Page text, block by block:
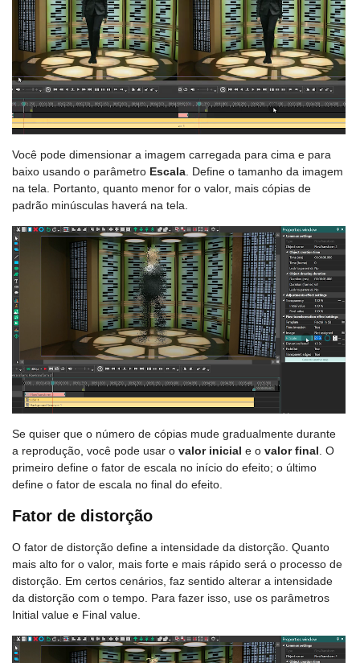
Você pode dimensionar a imagem carregada para cima e para
baixo usando o parâmetro Escala . Define o tamanho da imagem
na tela. Portanto, quanto menor for o valor, mais cópias de
padrão minúsculas haverá na tela.
Se quiser que o número de cópias mude gradualmente durante
a reprodução, você pode usar o valor inicial e o valor final . O
primeiro define o fator de escala no início do efeito; o último
define o fator de escala no final do efeito.
Fator de distorção
O fator de distorção define a intensidade da distorção. Quanto
mais alto for o valor, mais forte e mais rápido será o processo de
distorção. Em certos cenários, faz sentido alterar a intensidade
da distorção com o tempo. Para fazer isso, use os parâmetros
Initial value e Final value.